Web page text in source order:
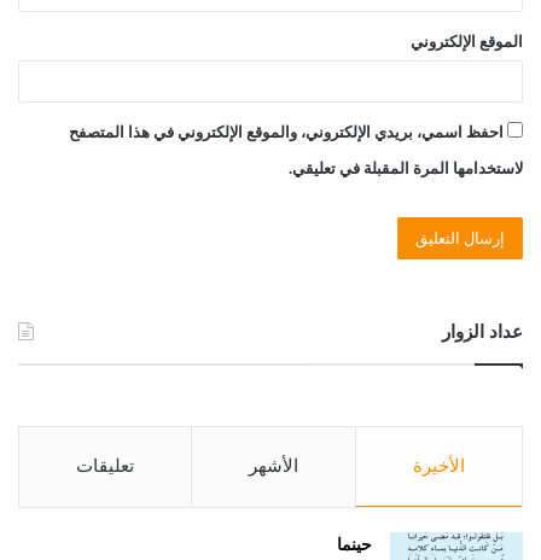
الموقع الإلكتروني
احفظ اسمي، بريدي الإلكتروني، والموقع الإلكتروني في هذا المتصفح
لاستخدامها المرة المقبلة في تعليقي.
عداد الزوار
الأخيرة الأشهر تعليقات
حينما